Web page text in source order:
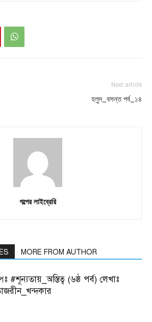
Next article
হলুদ_বসন্ত পর্ব_১৪
গল্পের লাইব্রেরি
MORE FROM AUTHOR
#শূন্যতায়_অস্তিত্ব (৬ষ্ঠ পর্ব) লেখাঃ